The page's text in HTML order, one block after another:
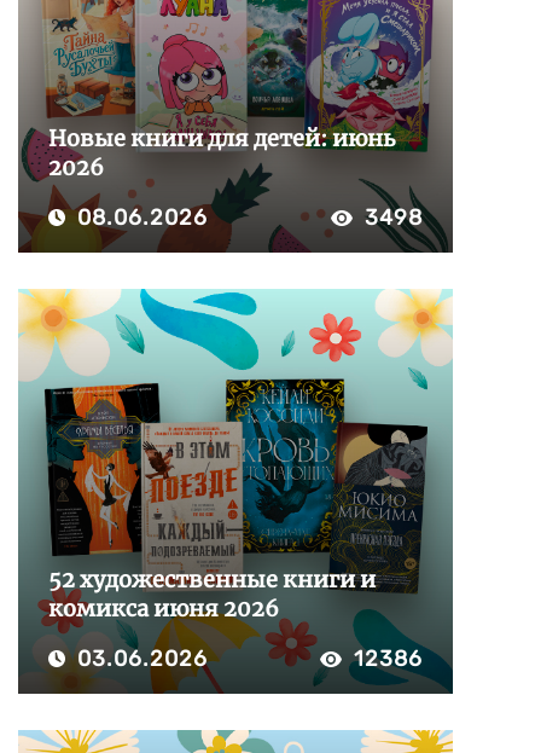
Новые книги для детей: июнь
2026
08.06.2026 3498
52 художественные книги и
комикса июня 2026
03.06.2026 12386